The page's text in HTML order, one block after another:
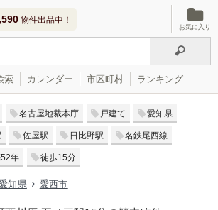
物件出品中！
お気に入り
索 カレンダー 市区町村 ランキング
名古屋地裁本庁 戸建て 愛知県
佐屋駅 日比野駅 名鉄尾西線
年 徒歩15分
知県 愛西市